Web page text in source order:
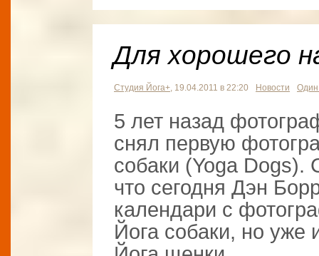
Для хорошего
Студия Йога+, 19.04.2011 в 22:20 Новости Один
5 лет назад
снял первую
собаки (Yoga Dogs).
что сегодня Дэн
календари с
Йога собаки, но уже